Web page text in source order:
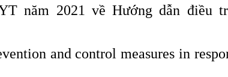
năm 2021 về Hướng dẫn điều
and control measures in